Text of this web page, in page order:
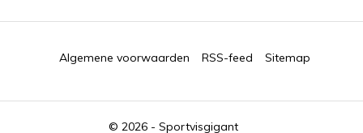
© 2026 - Sportvisgigant
Algemene voorwaarden RSS-feed Sitemap